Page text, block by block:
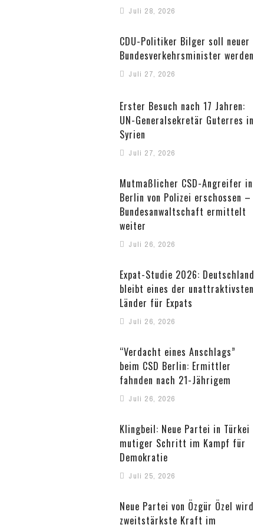
Juli 28, 2026
CDU-Politiker Bilger soll neuer
Bundesverkehrsminister werden
Juli 27, 2026
Erster Besuch nach 17 Jahren:
UN-Generalsekretär Guterres in
Syrien
Juli 27, 2026
Mutmaßlicher CSD-Angreifer in
Berlin von Polizei erschossen –
Bundesanwaltschaft ermittelt
weiter
Juli 26, 2026
Expat-Studie 2026: Deutschland
bleibt eines der unattraktivsten
Länder für Expats
Juli 26, 2026
“Verdacht eines Anschlags”
beim CSD Berlin: Ermittler
fahnden nach 21-Jährigem
Juli 26, 2026
Klingbeil: Neue Partei in Türkei
mutiger Schritt im Kampf für
Demokratie
Juli 25, 2026
Neue Partei von Özgür Özel wird
zweitstärkste Kraft im